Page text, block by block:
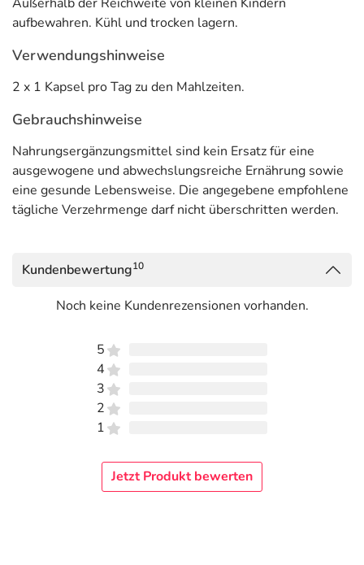
** Die positive Wirkung stellt sich nur ein, wenn täglich 3
g EPA und DHA verzehrt werden. Die tägliche
Gesamtaufnahme von 5 g EPA/DHA darf nicht
Adresse des Lebensmittel-Unternehmens
pro medico GmbH
Baseler Str. 46
Informationen zu diesem Lebensmittel (wie z. B. Zutaten,
hinterlegt. (oben)
aufbewahren. Kühl und trocken lagern.
Verwendungshinweise
2 x 1 Kapsel pro Tag zu den Mahlzeiten.
Gebrauchshinweise
Nahrungsergänzungsmittel sind kein Ersatz für eine
ausgewogene und abwechslungsreiche Ernährung sowie
eine gesunde Lebensweise. Die angegebene empfohlene
tägliche Verzehrmenge darf nicht überschritten werden.
Kundenbewertung10
Noch keine Kundenrezensionen vorhanden.
5
4
3
2
1
Jetzt Produkt bewerten